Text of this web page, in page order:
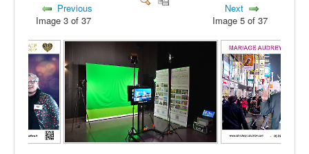
Previous
Image 3 of 37
Next
Image 5 of 37